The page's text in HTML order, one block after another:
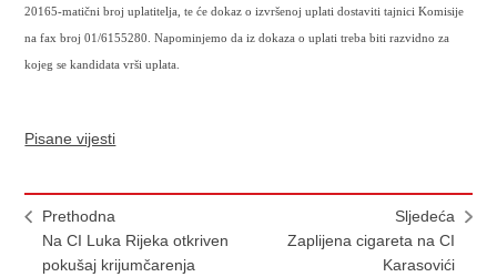
20165-matični broj uplatitelja, te će dokaz o izvršenoj uplati dostaviti tajnici Komisije
na fax broj 01/6155280. Napominjemo da iz dokaza o uplati treba biti razvidno za
kojeg se kandidata vrši uplata.
Pisane vijesti
Prethodna
Na CI Luka Rijeka otkriven
pokušaj krijumčarenja
Sljedeća
Zaplijena cigareta na CI
Karasovići